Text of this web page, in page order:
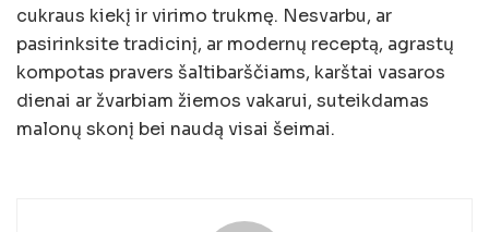
cukraus kiekį ir virimo trukmę. Nesvarbu, ar
pasirinksite tradicinį, ar modernų receptą, agrastų
kompotas pravers šaltibarščiams, karštai vasaros
dienai ar žvarbiam žiemos vakarui, suteikdamas
malonų skonį bei naudą visai šeimai.